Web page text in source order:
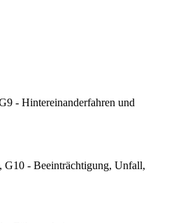
- Hintereinanderfahren und
G10 - Beeinträchtigung, Unfall,